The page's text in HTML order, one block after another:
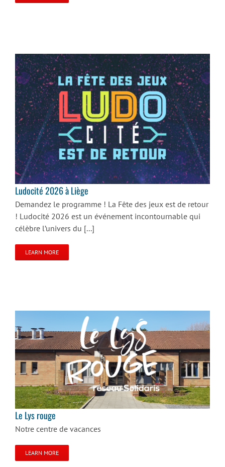
Ludocité 2026 à Liège
Ludocité 2026 à Liège
Demandez le programme ! La Fête des jeux est de retour
! Ludocité 2026 est un événement incontournable qui
célèbre l’univers du [...]
LEARN MORE
Le Lys rouge
Le Lys rouge
Notre centre de vacances
LEARN MORE